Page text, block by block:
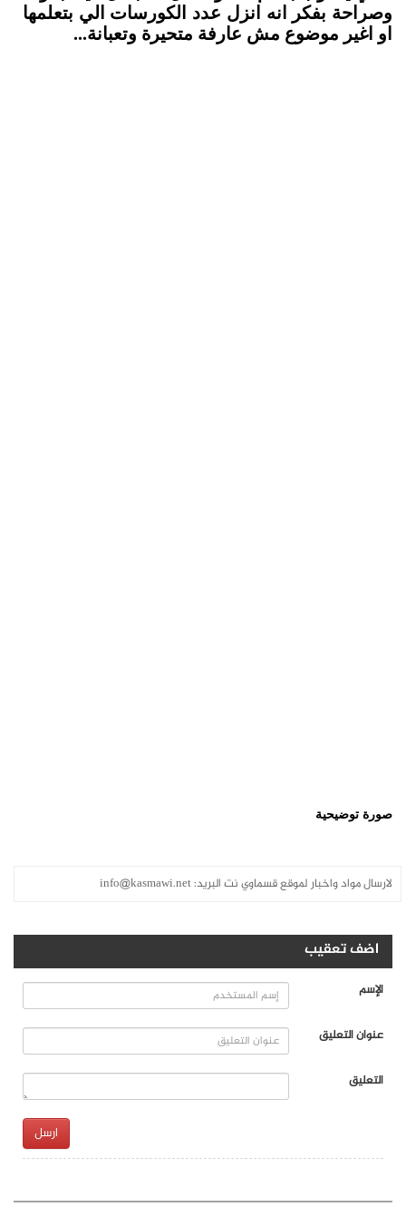
وصراحة بفكر انه انزل عدد الكورسات الي بتعلمها
او اغير موضوع مش عارفة متحيرة وتعبانة...
صورة توضيحية
لارسال مواد واخبار لموقع قسماوي نت البريد:info@kasmawi.net
اضف تعقيب
الإسم
عنوان التعليق
التعليق
ارسل